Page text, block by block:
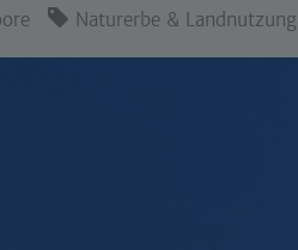
Naturerbe & Landnutzung